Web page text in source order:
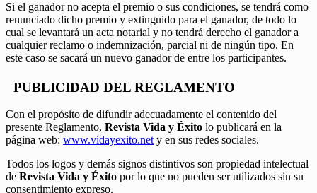
Si el ganador no acepta el premio o sus condiciones, se tendrá como
renunciado dicho premio y extinguido para el ganador, de todo lo
cual se levantará un acta notarial y no tendrá derecho el ganador a
cualquier reclamo o indemnización, parcial ni de ningún tipo. En
este caso se sacará un nuevo ganador de entre los participantes.
PUBLICIDAD DEL REGLAMENTO
Con el propósito de difundir adecuadamente el contenido del
presente Reglamento, Revista Vida y Éxito lo publicará en la
página web: www.vidayexito.nety en sus redes sociales.
Todos los logos y demás signos distintivos son propiedad intelectual
de Revista Vida y Éxito por lo que no pueden ser utilizados sin su
consentimiento expreso.